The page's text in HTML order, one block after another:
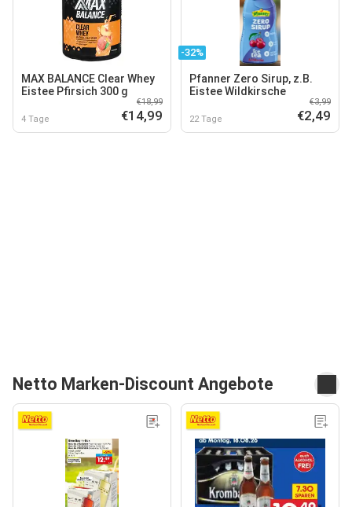
MAX BALANCE Clear Whey
Eistee Pfirsich 300 g
4 Tage
€18,99
€14,99
-32%
Pfanner Zero Sirup, z.B.
Eistee Wildkirsche
22 Tage
€3,99
€2,49
Netto Marken-Discount Angebote